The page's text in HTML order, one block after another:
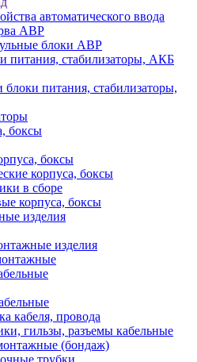
автоматического ввода
АВР
блоки АВР
питания, стабилизаторы, АКБ
питания, стабилизаторы,
боксы
боксы
корпуса, боксы
в сборе
корпуса, боксы
изделия
изделия
кабеля, провода
гильзы, разъемы кабельные
(бондаж)
трубки